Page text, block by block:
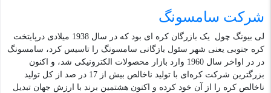
شرکت سامسونگ
لی بیونگ چول یک بازرگان کره ای بود که در سال 1938 میلادی درپایتخت
کره جنوبی یعنی شهر سئول بازگانی سامسونگ را تاسیس کرد، سامسونگ
در در اواخر سال 1960 وارد بازار محصولات الکترونیکی شد، و اکنون
بزرگترین شرکت کره‌ای با تولید ناخالص بیش از 17 در صد از کل تولید
ناخالص کره را از آن خود کرده و اکنون هشتمین برند با ارزش جهان تبدیل